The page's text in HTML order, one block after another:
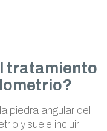
tratamiento
piedra angular del
y suele incluir